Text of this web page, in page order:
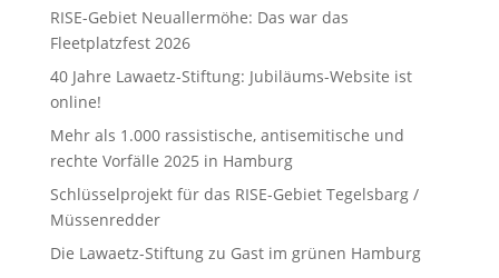
RISE-Gebiet Neuallermöhe: Das war das
Fleetplatzfest 2026
40 Jahre Lawaetz-Stiftung: Jubiläums-Website ist
online!
Mehr als 1.000 rassistische, antisemitische und
rechte Vorfälle 2025 in Hamburg
Schlüsselprojekt für das RISE-Gebiet Tegelsbarg /
Müssenredder
Die Lawaetz-Stiftung zu Gast im grünen Hamburg